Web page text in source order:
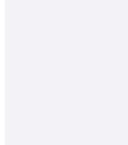
垂直で撮っていないデー
きく変わります。点検を
うな撮影を以前より望ま
実験ではありますが、見え